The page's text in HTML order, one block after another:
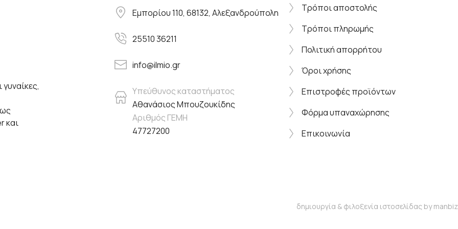
και
Εμπορίου 110, 68132, Αλεξανδρούπολη
25510 36211
info@ilmio.gr
Υπεύθυνος καταστήματος
Αθανάσιος Μπουζουκίδης
Αριθμός ΓΕΜΗ
47727200
Τρόποι αποστολής
Τρόποι πληρωμής
Πολιτική απορρήτου
Όροι χρήσης
Επιστροφές προϊόντων
Φόρμα υπαναχώρησης
Επικοινωνία
δημιουργία & φιλοξενία ιστοσελίδας bymanbiz